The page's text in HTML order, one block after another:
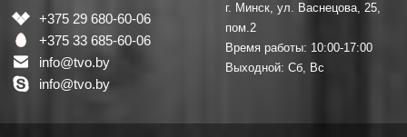
+375 29 680-60-06
+375 33 685-60-06
info@tvo.by
info@tvo.by
г. Минск, ул. Васнецова, 25,
пом.2
Время работы: 10:00-17:00
Выходной: Сб, Вс